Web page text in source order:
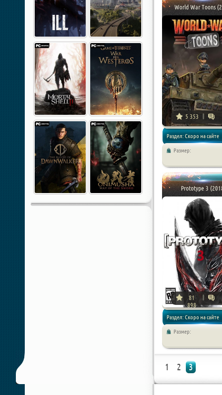
World War Toons
5 353
Раздел: Скоро на сайте
Размер:
Prototype 3
81
898
Раздел: Скоро на сайте
Размер:
1 2 3